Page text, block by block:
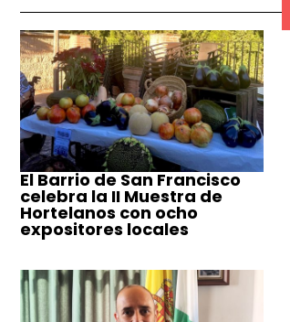
El Barrio de San Francisco
celebra la II Muestra de
Hortelanos con ocho
expositores locales